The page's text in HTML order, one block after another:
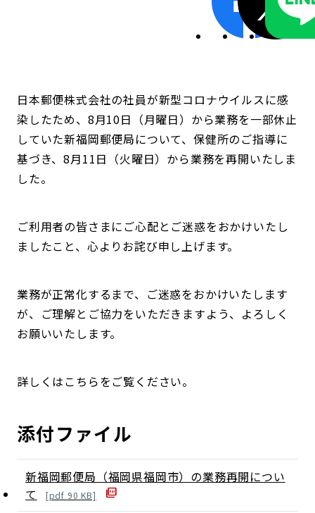
日本郵便株式会社の社員が新型コロナウイルスに感
染したため、8月10日（月曜日）から業務を一部休止
していた新福岡郵便局について、保健所のご指導に
基づき、8月11日（火曜日）から業務を再開いたしま
した。
ご利用者の皆さまにご心配とご迷惑をおかけいたし
ましたこと、心よりお詫び申し上げます。
業務が正常化するまで、ご迷惑をおかけいたします
が、ご理解とご協力をいただきますよう、よろしく
お願いいたします。
詳しくはこちらをご覧ください。
添付ファイル
新福岡郵便局（福岡県福岡市）の業務再開につい
て
[pdf 90 KB]